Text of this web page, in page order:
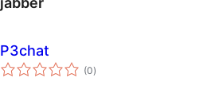
P3chat
(0total
ratings
)